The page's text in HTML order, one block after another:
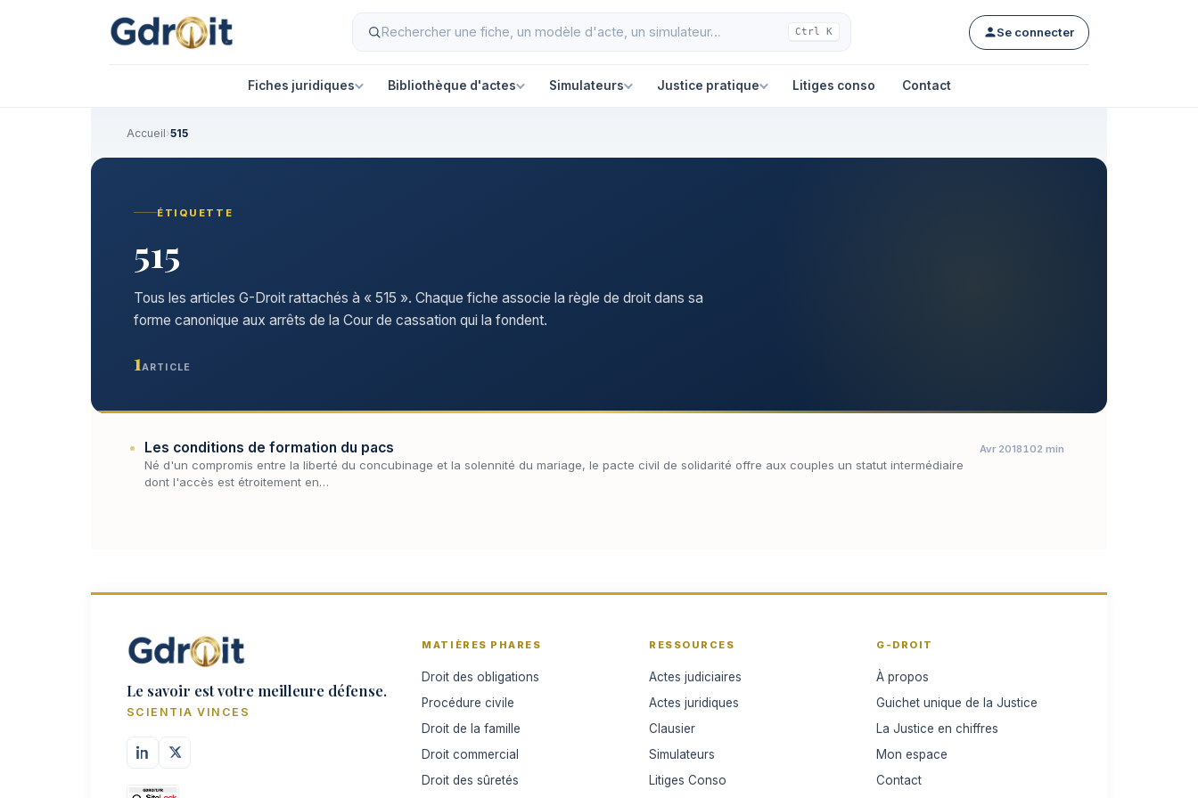
Ctrl K Se connecter
Fiches juridiques Bibliothèque d'actes Simulateurs Justice pratique Litiges conso Contact
Accueil›515
ÉTIQUETTE
515
Tous les articles G-Droit rattachés à « 515 ». Chaque fiche associe la règle de droit dans sa
forme canonique aux arrêts de la Cour de cassation qui la fondent.
1 ARTICLE
Les conditions de formation du pacs
Né d'un compromis entre la liberté du concubinage et la solennité du mariage, le pacte civil de solidarité offre aux couples un statut intermédiaire
dont l'accès est étroitement en…
Avr 2018102 min
Le savoir est votre meilleure défense.
SCIENTIA VINCES
MATIÈRES PHARES
Droit des obligations
Procédure civile
Droit de la famille
Droit commercial
Droit des sûretés
RESSOURCES
Actes judiciaires
Actes juridiques
Clausier
Simulateurs
Litiges Conso
G-DROIT
À propos
Guichet unique de la Justice
La Justice en chiffres
Mon espace
Contact